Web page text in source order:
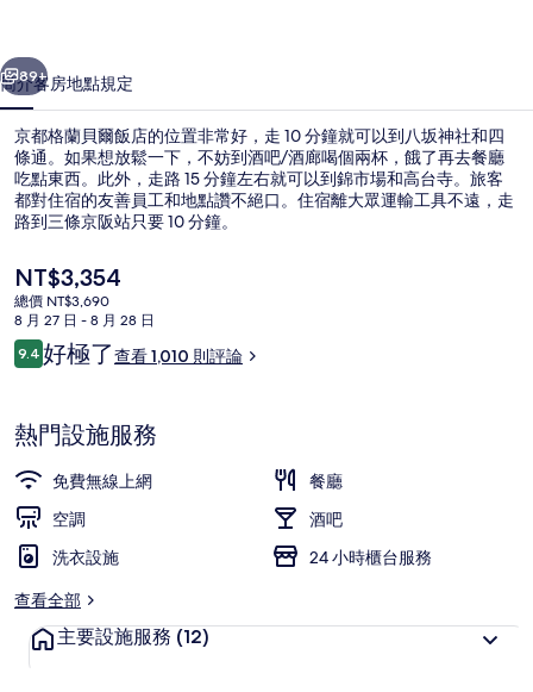
店
的
相
片
集
個 下一個
89+
簡介客房地點規定
京都格蘭貝爾飯店的位置非常好，走 10 分鐘就可以到八坂神社和四
條通。如果想放鬆一下，不妨到酒吧/酒廊喝個兩杯，餓了再去餐廳
吃點東西。此外，走路 15 分鐘左右就可以到錦市場和高台寺。旅客
都對住宿的友善員工和地點讚不絕口。住宿離大眾運輸工具不遠，走
路到三條京阪站只要 10 分鐘。
目
前
的
價
格
NT$3,354
總價 NT$3,690
8 月 27 日 - 8 月 28 日
評
論
9.49.4 分，滿分 10 分，
好極了查看 1,010 則評論
熱門設施服務
免費無線上網
餐廳
空調
酒吧
洗衣設施
24 小時櫃台服務
查看全部
主要設施服務 (12)